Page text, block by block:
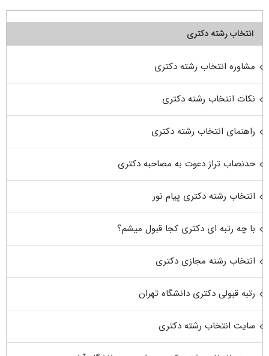
انتخاب رشته دکتری
مشاوره انتخاب رشته دکتری
نکات انتخاب رشته دکتری
راهنمای انتخاب رشته دکتری
حدنصاب تراز دعوت به مصاحبه دکتری
انتخاب رشته دکتری پیام نور
با چه رتبه ای دکتری کجا قبول میشم؟
انتخاب رشته مجازی دکتری
رتبه قبولی دکتری دانشگاه تهران
سایت انتخاب رشته دکتری